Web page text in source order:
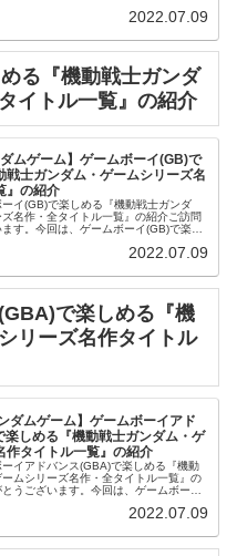
2022.07.09
る『機動戦士ガンダ
イトル一覧』の紹介
ダムゲーム】ゲームボーイ(GB)で
戦士ガンダム・ゲームシリーズ名
』の紹介
ーイ(GB)で楽しめる『機動戦士ガンダ
名作・全タイトル一覧』の紹介ご訪問
す。今回は、ゲームボーイ(GB)で楽し
2022.07.09
で楽しめる『機
リーズ名作タイトル
ダムゲーム】ゲームボーイアド
楽しめる『機動戦士ガンダム・ゲ
作タイトル一覧』の紹介
ーイアドバンス(GBA)で楽しめる『機動
ムシリーズ名作・全タイトル一覧』の
うございます。今回は、ゲームボーイ
2022.07.09